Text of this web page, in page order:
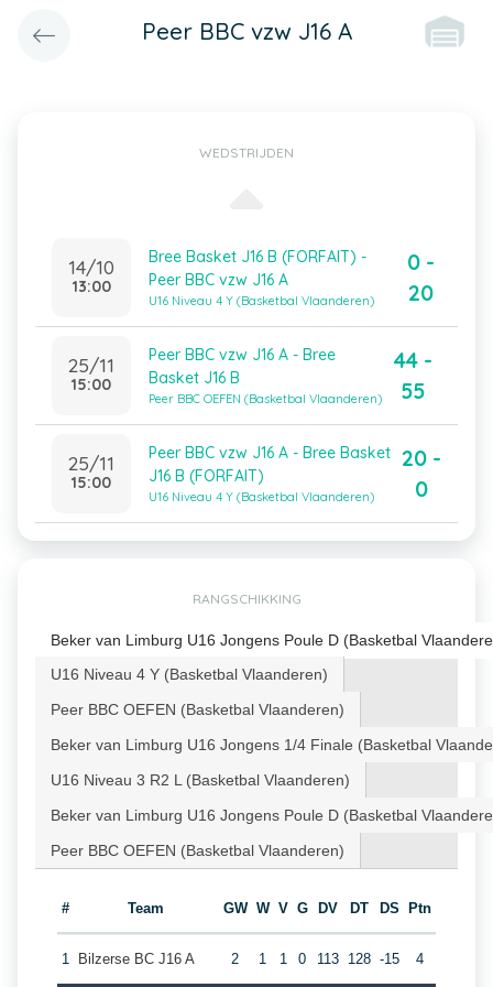
Peer BBC vzw J16 A
WEDSTRIJDEN
14/10
13:00
Bree Basket J16 B (FORFAIT) -
Peer BBC vzw J16 A
U16 Niveau 4 Y (Basketbal Vlaanderen)
0 -
20
25/11
15:00
Peer BBC vzw J16 A - Bree
Basket J16 B
Peer BBC OEFEN (Basketbal Vlaanderen)
44 -
55
25/11
15:00
Peer BBC vzw J16 A - Bree Basket
J16 B (FORFAIT)
U16 Niveau 4 Y (Basketbal Vlaanderen)
20 -
0
RANGSCHIKKING
Beker van Limburg U16 Jongens Poule D (Basketbal
U16 Niveau 4 Y (Basketbal Vlaanderen)
Peer BBC OEFEN (Basketbal Vlaanderen)
Beker van Limburg U16 Jongens 1/4 Finale (Basketbal
U16 Niveau 3 R2 L (Basketbal Vlaanderen)
Beker van Limburg U16 Jongens Poule D (Basketbal
Peer BBC OEFEN (Basketbal Vlaanderen)
# Team GW W V G DV DT DS Ptn
1 Bilzerse BC J16 A 2 1 1 0 113 128 -15 4